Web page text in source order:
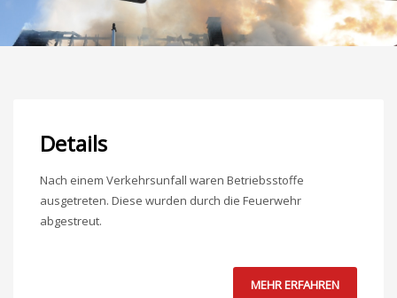
Details
Nach einem Verkehrsunfall waren Betriebsstoffe
ausgetreten. Diese wurden durch die Feuerwehr
abgestreut.
MEHR ERFAHREN